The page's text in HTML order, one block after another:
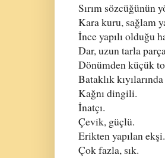
Sırım sözcüğünün
Kara kuru, sağlam
İnce yapılı olduğu
Dar, uzun tarla
Dönümden küçük
Bataklık
Kağnı dingili.
İnatçı.
Çevik, güçlü.
Erikten yapılan ekşi.
Çok fazla, sık.